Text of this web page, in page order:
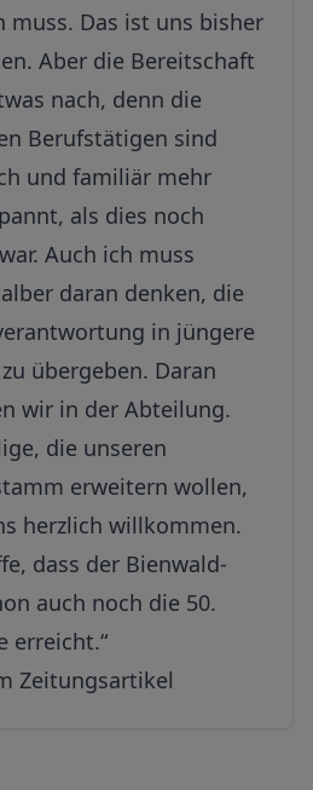
muss. Das ist uns bisher
Aber die Bereitschaft
nach, denn die
Berufstätigen sind
und familiär mehr
als dies noch
Auch ich muss
daran denken, die
in jüngere
übergeben. Daran
wir in der Abteilung.
die unseren
erweitern wollen,
herzlich willkommen.
dass der Bienwald-
auch noch die 50.
erreicht.“
Zeitungsartikel